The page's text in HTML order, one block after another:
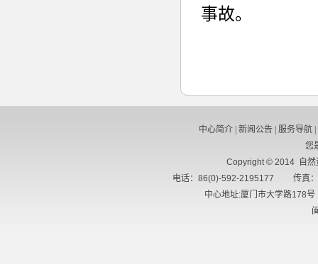
事故。
中心简介 新闻公告 服务导航
您
Copyright © 2014 自然
电话：86(0)-592-2195177 传真
中心地址:厦门市大学路